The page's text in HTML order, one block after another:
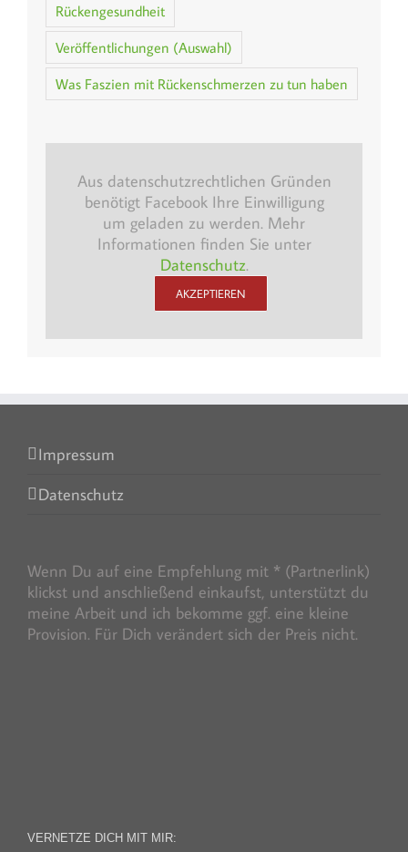
Rückengesundheit
Veröffentlichungen (Auswahl)
Was Faszien mit Rückenschmerzen zu tun haben
Aus datenschutzrechtlichen Gründen
benötigt Facebook Ihre Einwilligung
um geladen zu werden. Mehr
Informationen finden Sie unter
Datenschutz.
AKZEPTIEREN
Impressum
Datenschutz
Wenn Du auf eine Empfehlung mit * (Partnerlink)
klickst und anschließend einkaufst, unterstützt du
meine Arbeit und ich bekomme ggf. eine kleine
Provision. Für Dich verändert sich der Preis nicht.
VERNETZE DICH MIT MIR: